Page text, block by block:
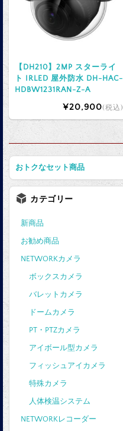
【DH210】2MP スターライ
ト IRLED 屋外防水 DH-HAC-
HDBW1231RAN-Z-A
¥20,900(税込)
おトクなセット商品
カテゴリー
新商品
お勧め商品
NETWORKカメラ
ボックスカメラ
バレットカメラ
ドームカメラ
PT・PTZカメラ
アイボール型カメラ
フィッシュアイカメラ
特殊カメラ
人体検温システム
NETWORKレコーダー